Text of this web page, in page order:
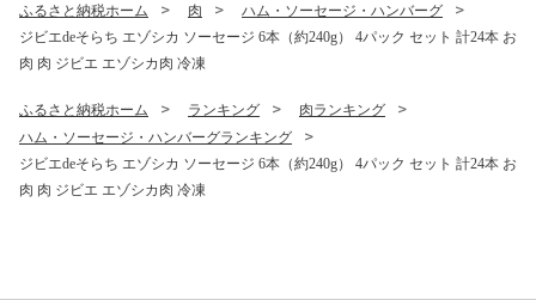
ふるさと納税ホーム 肉
ハム・ソーセージ・ハンバーグ
ジビエdeそらち エゾシカ ソーセージ 6本（約240g） 4パック セット 計24本 お
肉 肉 ジビエ エゾシカ肉 冷凍
ふるさと納税ホーム ランキング
肉ランキング
ハム・ソーセージ・ハンバーグランキング
ジビエdeそらち エゾシカ ソーセージ 6本（約240g） 4パック セット 計24本 お
肉 肉 ジビエ エゾシカ肉 冷凍